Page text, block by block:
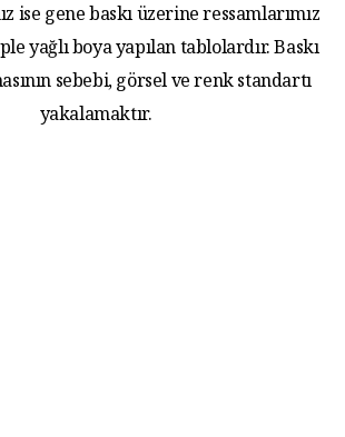
ise gene baskı üzerine ressamlarımız
yağlı boya yapılan tablolardır. Baskı
sebebi, görsel ve renk standartı
yakalamaktır.